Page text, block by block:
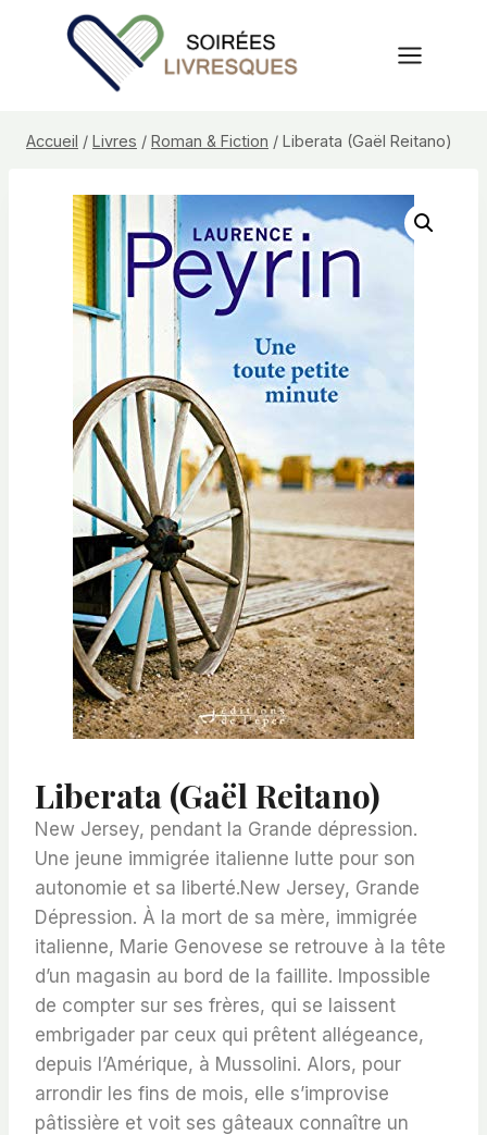
Accueil / Livres / Roman & Fiction / Liberata (Gaël Reitano)
Liberata (Gaël Reitano)
New Jersey, pendant la Grande dépression.
Une jeune immigrée italienne lutte pour son
autonomie et sa liberté.New Jersey, Grande
Dépression. À la mort de sa mère, immigrée
italienne, Marie Genovese se retrouve à la tête
d’un magasin au bord de la faillite. Impossible
de compter sur ses frères, qui se laissent
embrigader par ceux qui prêtent allégeance,
depuis l’Amérique, à Mussolini. Alors, pour
arrondir les fins de mois, elle s’improvise
pâtissière et voit ses gâteaux connaître un